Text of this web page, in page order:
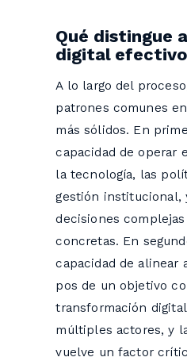
Qué distingue
digital efectivo
A lo largo del
patrones comunes
más sólidos. En
capacidad de operar
la tecnología, las
gestión institucional,
decisiones
concretas. En
capacidad de alinear
pos de un objetivo
transformación
múltiples actores, y
vuelve un factor